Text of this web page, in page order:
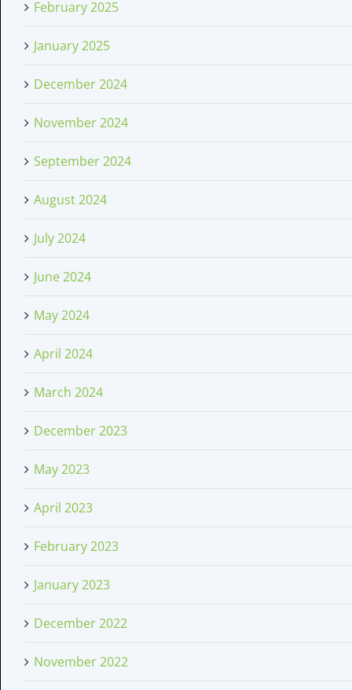
February 2025
January 2025
December 2024
November 2024
September 2024
August 2024
July 2024
June 2024
May 2024
April 2024
March 2024
December 2023
May 2023
April 2023
February 2023
January 2023
December 2022
November 2022